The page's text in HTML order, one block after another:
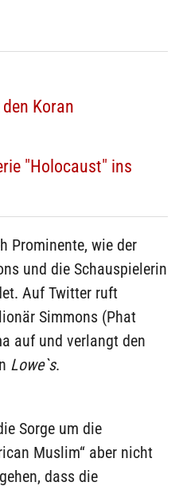
Koran
"Holocaust" ins
Prominente, wie der
und die Schauspielerin
Auf Twitter ruft
Simmons (Phat
auf und verlangt den
Lowe`s.
Sorge um die
Muslim“ aber nicht
dass die